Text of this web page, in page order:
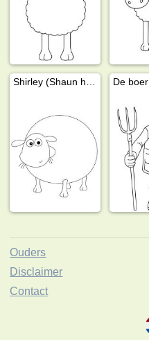
Ouders
Disclaimer
Contact